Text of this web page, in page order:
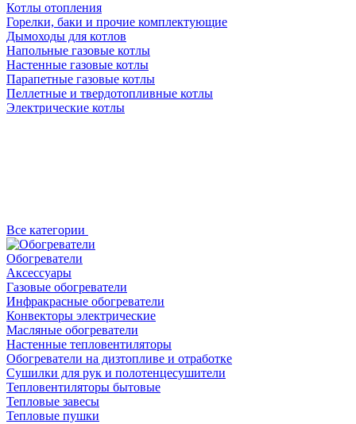
Котлы отопления
Горелки, баки и прочие комплектующие
Дымоходы для котлов
Напольные газовые котлы
Настенные газовые котлы
Парапетные газовые котлы
Пеллетные и твердотопливные котлы
Электрические котлы
Все категории
Обогреватели
Аксессуары
Газовые обогреватели
Инфракрасные обогреватели
Конвекторы электрические
Масляные обогреватели
Настенные тепловентиляторы
Обогреватели на дизтопливе и отработке
Сушилки для рук и полотенцесушители
Тепловентиляторы бытовые
Тепловые завесы
Тепловые пушки